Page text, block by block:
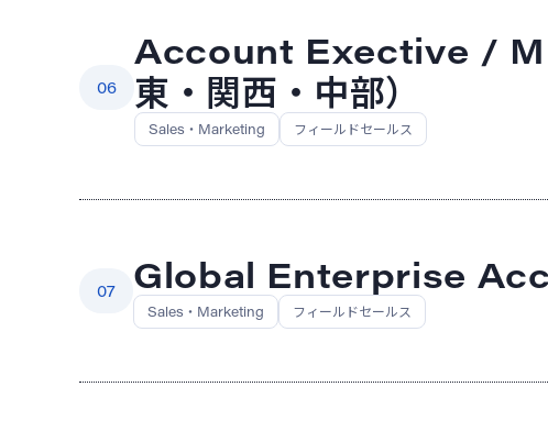
06
Account Exective / MD
東・関西・中部）
Sales・Marketing フィールドセールス
07 Global Enterprise
Sales・Marketing フィールドセールス